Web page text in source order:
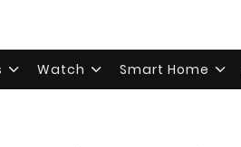
Watch Smart Home